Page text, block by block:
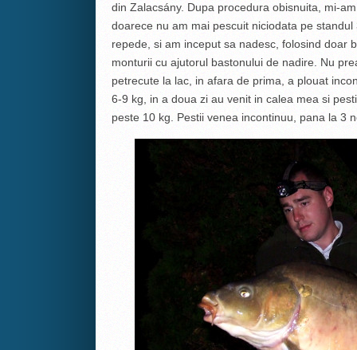
din Zalacsány. Dupa procedura obisnuita, mi-
doarece nu am mai pescuit niciodata pe
repede, si am inceput sa nadesc, folosind doar
monturii cu ajutorul bastonului de nadire. Nu
petrecute la lac, in afara de prima, a plouat
6-9 kg, in a doua zi au venit in calea mea si
peste 10 kg. Pestii venea incontinuu, pana la 3